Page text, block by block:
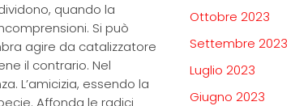
quando la
Si può
agire da catalizzatore
il contrario. Nel
L’amicizia, essendo la
Ottobre 2023
Settembre 2023
Luglio 2023
Giugno 2023